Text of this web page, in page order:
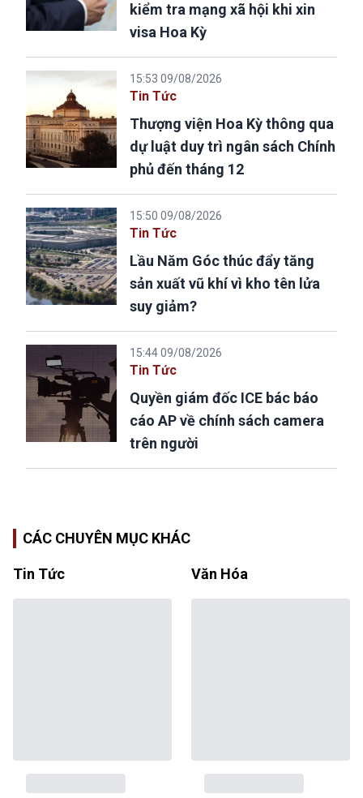
kiểm tra mạng xã hội khi xin
visa Hoa Kỳ
15:53 09/08/2026
Tin Tức
Thượng viện Hoa Kỳ thông qua
dự luật duy trì ngân sách Chính
phủ đến tháng 12
15:50 09/08/2026
Tin Tức
Lầu Năm Góc thúc đẩy tăng
sản xuất vũ khí vì kho tên lửa
suy giảm?
15:44 09/08/2026
Tin Tức
Quyền giám đốc ICE bác báo
cáo AP về chính sách camera
trên người
CÁC CHUYÊN MỤC KHÁC
Tin Tức Văn Hóa